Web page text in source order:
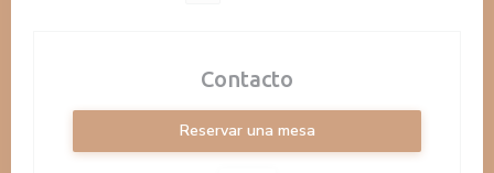
Contacto
Reservar una mesa